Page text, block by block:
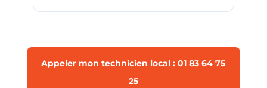
Appeler mon technicien local : 01 83 64 75
25